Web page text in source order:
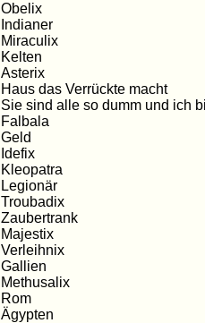
Obelix
Indianer
Miraculix
Kelten
Asterix
Haus das Verrückte macht
Sie sind alle so dumm und ich
Falbala
Geld
Idefix
Kleopatra
Legionär
Troubadix
Zaubertrank
Majestix
Verleihnix
Gallien
Methusalix
Rom
Ägypten